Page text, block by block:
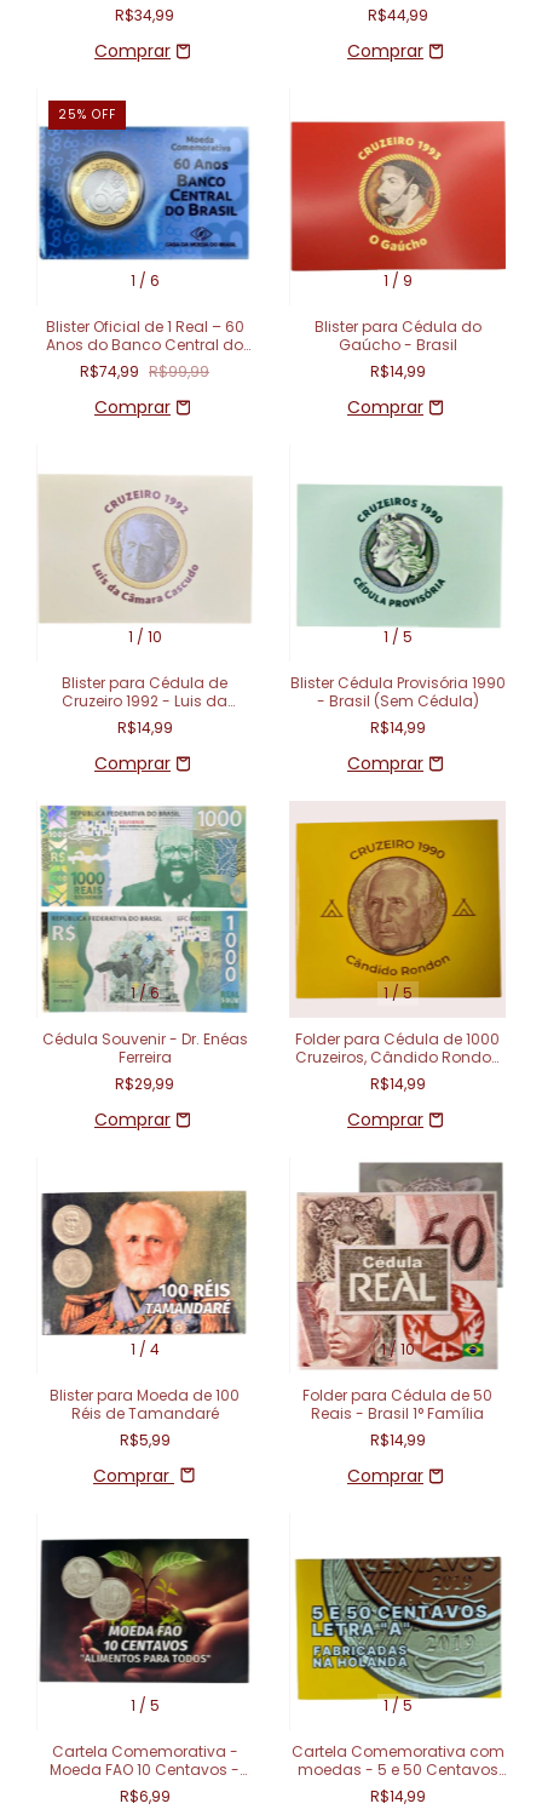
R$34,99
R$44,99
1 / 6
25% OFF
Blister Oficial de 1 Real – 60
Anos do Banco Central do
Brasil (1965–2025)
R$74,99 R$99,99
1 / 9
Blister para Cédula do
Gaúcho - Brasil
R$14,99
1 / 10
Blister para Cédula de
Cruzeiro 1992 - Luis da
Camara Cascudo - Brasil
R$14,99
1 / 5
Blister Cédula Provisória 1990
- Brasil (Sem Cédula)
R$14,99
1/6
Cédula Souvenir - Dr. Enéas
Ferreira
R$29,99
1/5
Folder para Cédula de 1000
Cruzeiros, Cândido Rondon
- Brasil
R$14,99
1 / 4
Blister para Moeda de 100
Réis de Tamandaré
R$5,99
Comprar
1/ 10
Folder para Cédula de 50
Reais - Brasil 1° Família
R$14,99
1 / 5
Cartela Comemorativa -
Moeda FAO 10 Centavos -
Alimentos para Todos
R$6,99
1/5
Cartela Comemorativa com
moedas - 5 e 50 Centavos
Letra A
R$14,99